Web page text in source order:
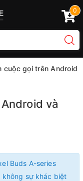
0
cuộc gọi trên Android
và
Buds A-series
không sự khác biệt